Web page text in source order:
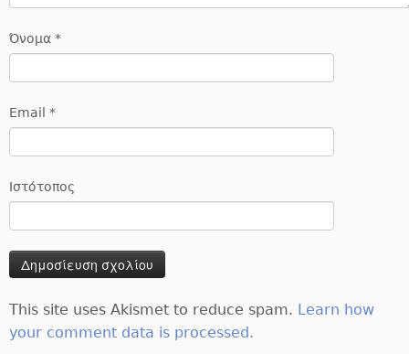
Όνομα *
Email *
Ιστότοπος
This site uses Akismet to reduce spam. Learn how
your comment data is processed.